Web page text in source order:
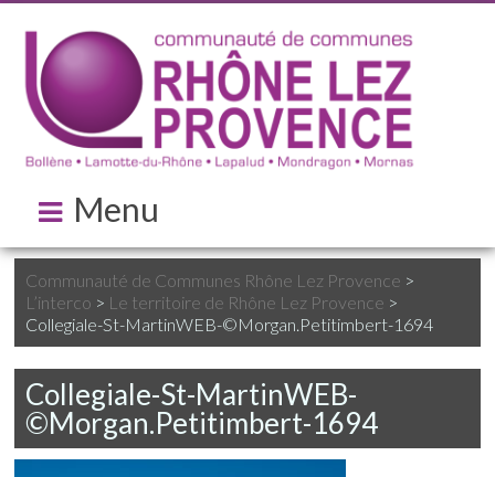
Menu
Communauté de Communes Rhône Lez Provence >
L’interco > Le territoire de Rhône Lez Provence >
Collegiale-St-MartinWEB-©Morgan.Petitimbert-1694
Collegiale-St-MartinWEB-
©Morgan.Petitimbert-1694